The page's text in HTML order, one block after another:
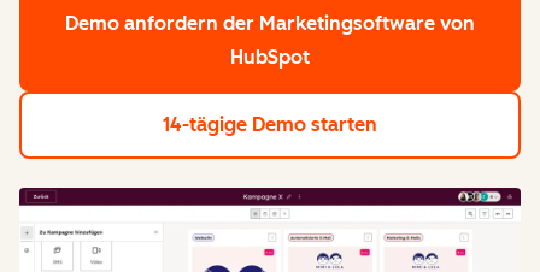
Demo anfordern der Marketingsoftware von
HubSpot
14-tägige Demo starten